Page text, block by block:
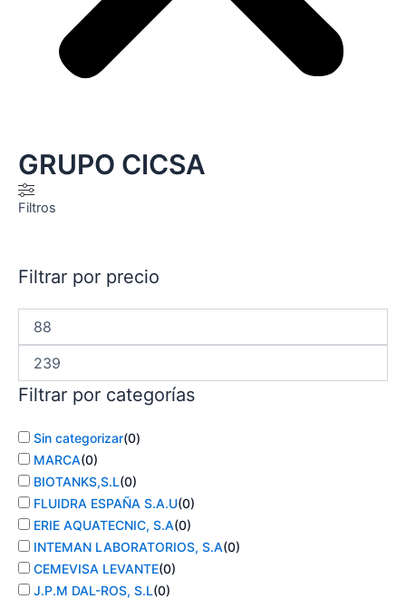
GRUPO CICSA
Filtros
Filtrar por precio
Filtrar por categorías
Sin categorizar(0)
MARCA(0)
BIOTANKS,S.L(0)
FLUIDRA ESPAÑA S.A.U(0)
ERIE AQUATECNIC, S.A(0)
INTEMAN LABORATORIOS, S.A(0)
CEMEVISA LEVANTE(0)
J.P.M DAL-ROS, S.L(0)